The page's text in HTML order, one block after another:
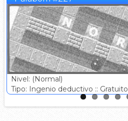
Nivel: (Normal)
Tipo: Ingenio deductivo :: Gratuito